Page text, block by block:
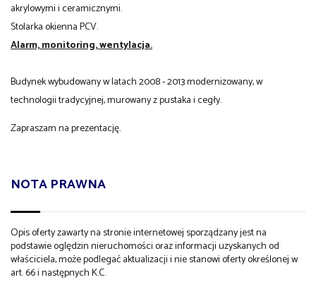
akrylowymi i ceramicznymi.
Stolarka okienna PCV.
Alarm, monitoring, wentylacja.
Budynek wybudowany w latach 2008 - 2013 modernizowany, w
technologii tradycyjnej, murowany z pustaka i cegły.
Zapraszam na prezentację.
NOTA PRAWNA
Opis oferty zawarty na stronie internetowej sporządzany jest na
podstawie oględzin nieruchomości oraz informacji uzyskanych od
właściciela, może podlegać aktualizacji i nie stanowi oferty określonej w
art. 66 i następnych K.C.